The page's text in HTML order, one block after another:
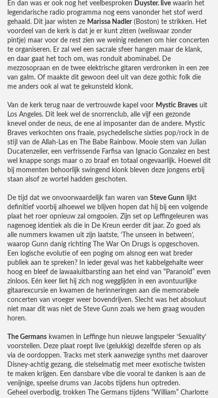
En dan was er ook nog het veelbesproken Duyster. live waarin het
legendarische radio programma nog eens vanonder het stof werd
gehaald. Dit jaar wisten ze Marissa Nadler (Boston) te strikken. Het
voordeel van de kerk is dat je er kunt zitten (weliswaar zonder
pintje) maar voor de rest zien we weinig redenen om hier concerten
te organiseren. Er zal wel een sacrale sfeer hangen maar de klank,
en daar gaat het toch om, was ronduit abominabel. De
mezzosopraan en de twee elektrische gitaren verdronken in een zee
van galm. Of maakte dit gewoon deel uit van deze gothic folk die
me anders ook al wat te gekunsteld klonk.
Van de kerk terug naar de vertrouwde kapel voor Mystic Braves uit
Los Angeles. Dit leek wel de snorrenclub, alle vijf een gezonde
knevel onder de neus, de ene al imposanter dan de andere. Mystic
Braves verkochten ons fraaie, psychedelische sixties pop/rock in de
stijl van de Allah-Las en The Babe Rainbow. Mooie stem van Julian
Ducatenzeiler, een verfrissende Farfisa van Ignacio Gonzalez en best
wel knappe songs maar o zo braaf en totaal ongevaarlijk. Hoewel dit
bij momenten behoorlijk swingend klonk bleven deze jongens erbij
staan alsof ze wortel hadden geschoten.
De tijd dat we onvoorwaardelijk fan waren van Steve Gunn lijkt
definitief voorbij alhoewel we blijven hopen dat hij bij een volgende
plaat het roer opnieuw zal omgooien. Zijn set op Leffingeleuren was
nagenoeg identiek als die in De Kreun eerder dit jaar. Zo goed als
alle nummers kwamen uit zijn laatste, ‘The unseen in between’,
waarop Gunn danig richting The War On Drugs is opgeschoven.
Een logische evolutie of een poging om alsnog een wat breder
publiek aan te spreken? In ieder geval was het kabbelgehalte weer
hoog en bleef de lawaaiuitbarsting aan het eind van “Paranoid” even
zinloos. Eén keer liet hij zich nog wegglijden in een avontuurlijke
gitaarexcursie en kwamen de herinneringen aan die memorabele
concerten van vroeger weer bovendrijven. Slecht was het absoluut
niet maar dit was niet de Steve Gunn zoals we hem graag wouden
horen.
The Germans kwamen in Leffinge hun nieuwe langspeler ‘Sexuality’
voorstellen. Deze plaat roept live (gelukkig) dezelfde sferen op als
via de oordoppen. Tracks met sterk aanwezige synths met daarover
Disney-achtig gezang, die stelselmatig met meer exotische twisten
te maken krijgen. Een dansbare vibe die vooral te danken is aan de
venijnige, speelse drums van Jacobs tijdens hun optreden.
Geheel overbodig, trokken The Germans tijdens “William” Charlotte